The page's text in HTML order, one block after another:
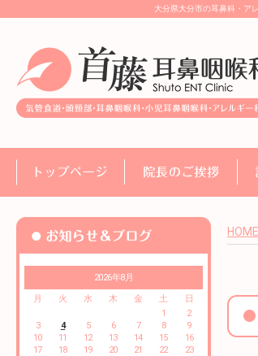
大分県大分市の耳鼻科・ア
2026年8月
月
火 水 木 金 土
日
1
2
3
4 5 6 7 8
9
10
11 12 13 14 15
16
17
18 19 20 21 22
23
HOME